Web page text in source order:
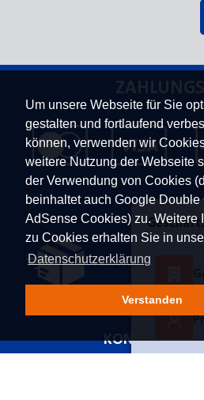
Um unsere Webseite für Sie
gestalten und fortlaufend
können, verwenden wir
weitere Nutzung der Webseite
der Verwendung von Cookies
beinhaltet auch Google Double
AdSense Cookies) zu. Weitere
zu Cookies erhalten Sie in
Datenschutzerklärung
Verstanden
KONTAKT